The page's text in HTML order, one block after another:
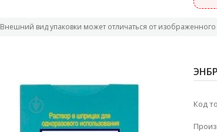
Внешний вид упаковки может отличаться от изображенного
Код